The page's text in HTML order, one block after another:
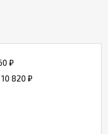
₽
820 ₽